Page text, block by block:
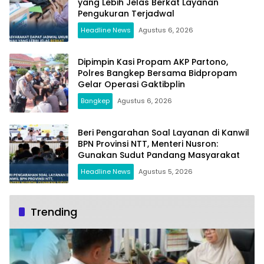
yang Lebih Jelas Berkat Layanan
Pengukuran Terjadwal
Headline News Agustus 6, 2026
Dipimpin Kasi Propam AKP Partono,
Polres Bangkep Bersama Bidpropam
Gelar Operasi Gaktibplin
Bangkep Agustus 6, 2026
Beri Pengarahan Soal Layanan di Kanwil
BPN Provinsi NTT, Menteri Nusron:
Gunakan Sudut Pandang Masyarakat
Headline News Agustus 5, 2026
Trending